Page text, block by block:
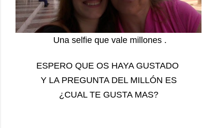
Una selfie que vale millones .
ESPERO QUE OS HAYA GUSTADO
Y LA PREGUNTA DEL MILLÓN ES
¿CUAL TE GUSTA MAS?